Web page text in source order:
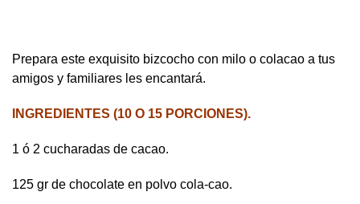
Prepara este exquisito bizcocho con milo o colacao a tus
amigos y familiares les encantará.
INGREDIENTES (10 O 15 PORCIONES).
1 ó 2 cucharadas de cacao.
125 gr de chocolate en polvo cola-cao.